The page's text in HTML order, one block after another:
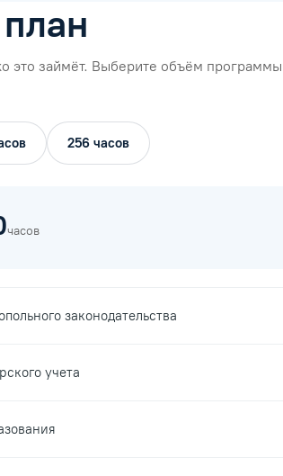
это займёт. Выберите объём
256 часов
часов
законодательства
учета